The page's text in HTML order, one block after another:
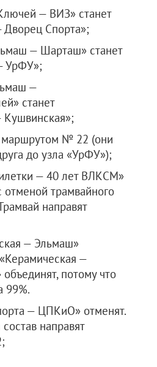
— ВИЗ» станет
Спорта»;
— Шарташ» станет
УрФУ»;
—
станет
Кушвинская»;
№ 22 (они
до узла «УрФУ»);
— 40 лет ВЛКСМ»
отменой трамвайного
направят
— Эльмаш»
—
потому что
99%.
— ЦПКиО» отменят.
направят